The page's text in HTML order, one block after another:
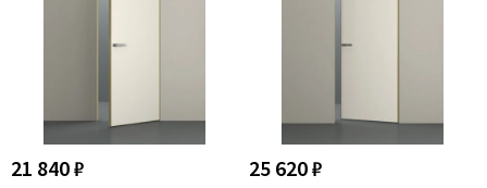
21 840 ₽ 25 620 ₽